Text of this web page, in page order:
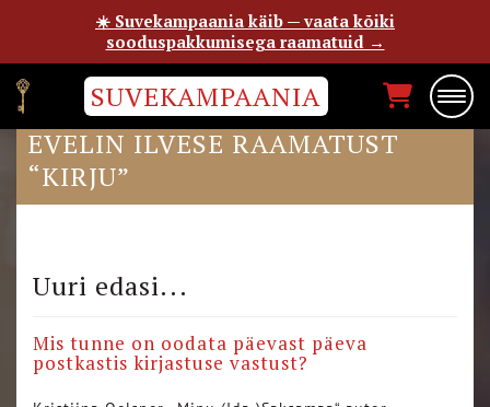
SUVEKAMPAANIA
KAIS ALLKIVI ÕHTULEHES
EVELIN ILVESE RAAMATUST
“KIRJU”
Uuri edasi...
Mis tunne on oodata päevast päeva
postkastis kirjastuse vastust?
☀️ Suvekampaania käib — vaata kõiki
sooduspakkumisega raamatuid →